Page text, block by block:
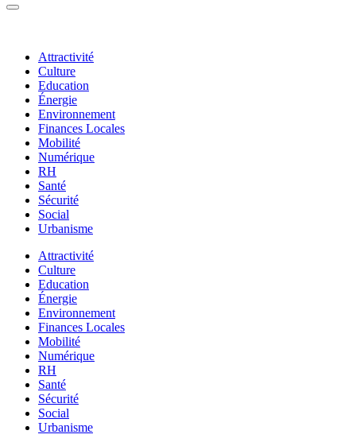
Attractivité
Culture
Education
Énergie
Environnement
Finances Locales
Mobilité
Numérique
RH
Santé
Sécurité
Social
Urbanisme
Attractivité
Culture
Education
Énergie
Environnement
Finances Locales
Mobilité
Numérique
RH
Santé
Sécurité
Social
Urbanisme